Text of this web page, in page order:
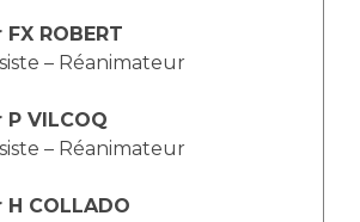
ROBERT
– Réanimateur
P VILCOQ
– Réanimateur
COLLADO